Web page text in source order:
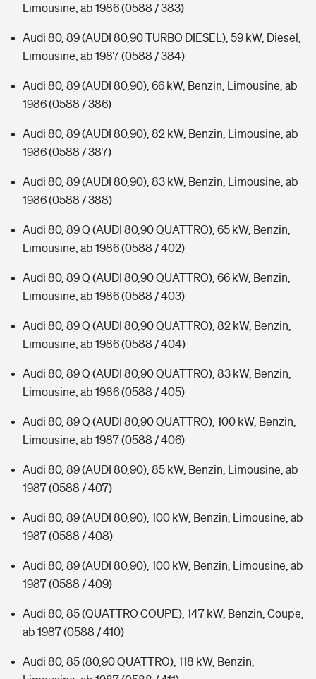
Limousine, ab 1986(0588 / 383)
Audi 80, 89 (AUDI 80,90 TURBO DIESEL), 59 kW, Diesel,
Limousine, ab 1987(0588 / 384)
Audi 80, 89 (AUDI 80,90), 66 kW, Benzin, Limousine, ab
1986(0588 / 386)
Audi 80, 89 (AUDI 80,90), 82 kW, Benzin, Limousine, ab
1986(0588 / 387)
Audi 80, 89 (AUDI 80,90), 83 kW, Benzin, Limousine, ab
1986(0588 / 388)
Audi 80, 89 Q (AUDI 80,90 QUATTRO), 65 kW, Benzin,
Limousine, ab 1986(0588 / 402)
Audi 80, 89 Q (AUDI 80,90 QUATTRO), 66 kW, Benzin,
Limousine, ab 1986(0588 / 403)
Audi 80, 89 Q (AUDI 80,90 QUATTRO), 82 kW, Benzin,
Limousine, ab 1986(0588 / 404)
Audi 80, 89 Q (AUDI 80,90 QUATTRO), 83 kW, Benzin,
Limousine, ab 1986(0588 / 405)
Audi 80, 89 Q (AUDI 80,90 QUATTRO), 100 kW, Benzin,
Limousine, ab 1987(0588 / 406)
Audi 80, 89 (AUDI 80,90), 85 kW, Benzin, Limousine, ab
1987(0588 / 407)
Audi 80, 89 (AUDI 80,90), 100 kW, Benzin, Limousine, ab
1987(0588 / 408)
Audi 80, 89 (AUDI 80,90), 100 kW, Benzin, Limousine, ab
1987(0588 / 409)
Audi 80, 85 (QUATTRO COUPE), 147 kW, Benzin, Coupe,
ab 1987(0588 / 410)
Audi 80, 85 (80,90 QUATTRO), 118 kW, Benzin,